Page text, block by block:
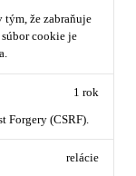
že zabraňuje
cookie je
Forgery (CSRF).
1 rok
relácie